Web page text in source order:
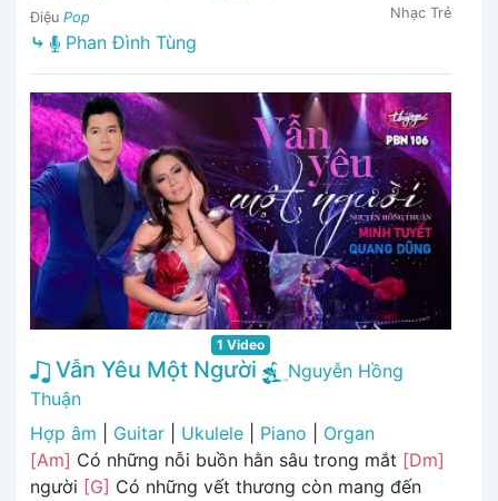
Điệu Pop Nhạc Trẻ
⤷ Phan Đình Tùng
1 Video
Vẫn Yêu Một Người
Nguyễn Hồng
Thuận
Hợp âm
Guitar Ukulele Piano
Organ
[Am] Có những nỗi buồn hằn sâu trong mắt [Dm]
người [G] Có những vết thương còn mang đến